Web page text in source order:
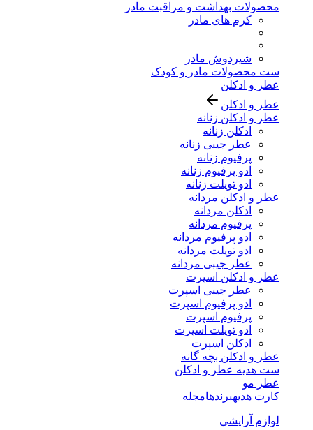
محصولات بهداشت و مراقبت مادر
کرم های مادر
شیردوش مادر
ست محصولات مادر و کودک
عطر و ادکلن
عطر و ادکلن
عطر و ادکلن زنانه
ادکلن زنانه
عطر جیبی زنانه
پرفیوم زنانه
ادو پرفیوم زنانه
ادو تویلت زنانه
عطر و ادکلن مردانه
ادکلن مردانه
پرفیوم مردانه
ادو پرفیوم مردانه
ادو تویلت مردانه
عطر جیبی مردانه
عطر و ادکلن اسپرت
عطر جیبی اسپرت
ادو پرفیوم اسپرت
پرفیوم اسپرت
ادو تویلت اسپرت
ادکلن اسپرت
عطر و ادکلن بچه گانه
ست هدیه عطر و ادکلن
عطر مو
کارت هدیهبرندهامجله
لوازم آرایشی